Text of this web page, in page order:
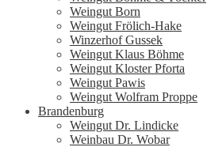
Weingut Born
Weingut Frölich-Hake
Winzerhof Gussek
Weingut Klaus Böhme
Weingut Kloster Pforta
Weingut Pawis
Weingut Wolfram Proppe
Brandenburg
Weingut Dr. Lindicke
Weinbau Dr. Wobar